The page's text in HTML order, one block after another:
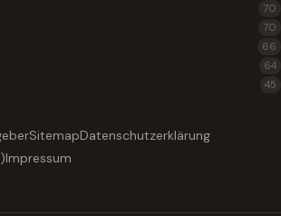
70
70
66
64
45
SitemapDatenschutzerklärung
Impressum